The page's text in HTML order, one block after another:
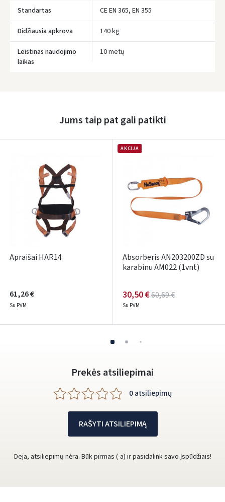
Standartas CE EN 365, EN 355
Didžiausia apkrova 140 kg
Leistinas naudojimo
laikas
10 metų
Jums taip pat gali patikti
Apraišai HAR14
61,26 €
Su PVM
AKCIJA
Absorberis AN203200ZD su
karabinu AM022 (1vnt)
30,50 €60,69 €
Su PVM
Prekės atsiliepimai
0 atsiliepimų
RAŠYTI ATSILIEPIMĄ
Deja, atsiliepimų nėra. Būk pirmas (-a) ir pasidalink savo įspūdžiais!
Pamiršote slaptažodį?
Google
Dar neturite paskyros? Registruokites